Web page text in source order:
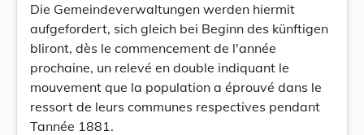
Die Gemeindeverwaltungen werden hiermit
aufgefordert, sich gleich bei Beginn des künftigen
bliront, dès le commencement de l'année
prochaine, un relevé en double indiquant le
mouvement que la population a éprouvé dans le
ressort de leurs communes respectives pendant
Tannée 1881.